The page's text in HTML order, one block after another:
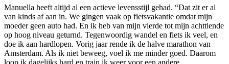
Manuella heeft altijd al een actieve levensstijl gehad. “Dat zit er al
van kinds af aan in. We gingen vaak op fietsvakantie omdat mijn
moeder geen auto had. En ik heb van mijn vierde tot mijn achttiende
op hoog niveau geturnd. Tegenwoordig wandel en fiets ik veel, en
doe ik aan hardlopen. Vorig jaar rende ik de halve marathon van
Amsterdam. Als ik niet beweeg, voel ik me minder goed. Daarom